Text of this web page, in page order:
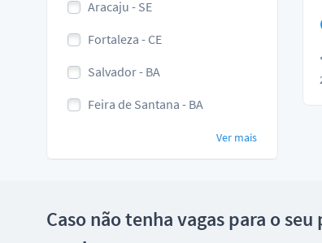
Aracaju - SE
Fortaleza - CE
Salvador - BA
Feira de Santana - BA
Ver mais
Caso não tenha vagas para o